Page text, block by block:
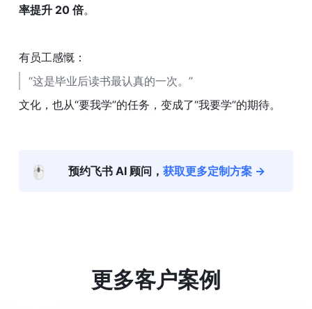
率提升 20 倍。
有员工感慨：
“这是毕业后读书最认真的一次。”
文化，也从“要我学”的任务，变成了“我要学”的期待。
🖱️ 预约飞书 AI 顾问， 获取更多定制方案 →
更多客户案例